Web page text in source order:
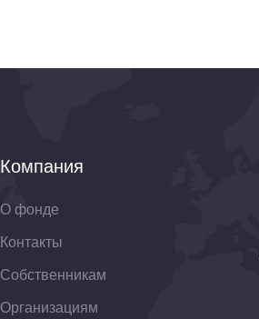
Компания
О фонде
Контакты
Собственникам
Организациям